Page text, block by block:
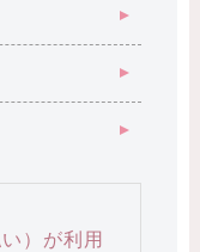
）が利用